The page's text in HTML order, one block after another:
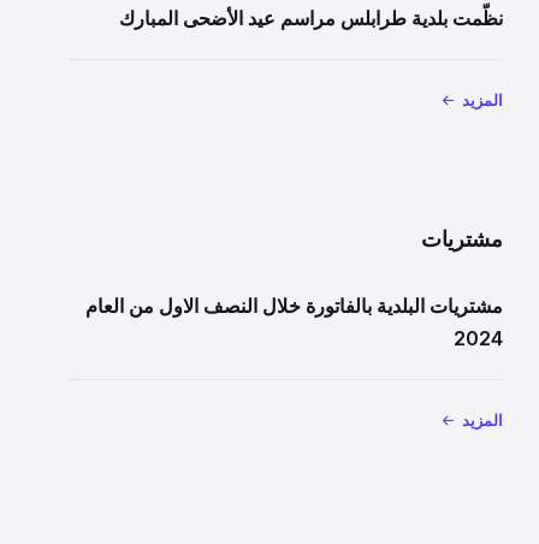
نظّمت بلدية طرابلس مراسم عيد الأضحى المبارك
المزيد
مشتريات
مشتريات البلدية بالفاتورة خلال النصف الاول من العام
2024
المزيد